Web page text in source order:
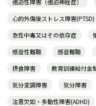
心的外傷後ストレス障害(PTSD)
急性中毒又はその依存症
感音性難聴
感音難聴
摂食障害
教育訓練給付金
気分変調障害
気分障害
注意欠如・多動性障害(ADHD)